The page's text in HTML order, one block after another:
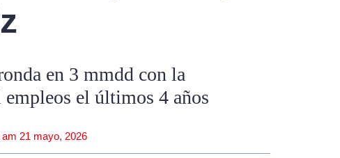
en 3 mmdd con la
el últimos 4 años
am 21 mayo, 2026